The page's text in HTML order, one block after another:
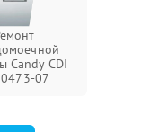
Candy CDI
07